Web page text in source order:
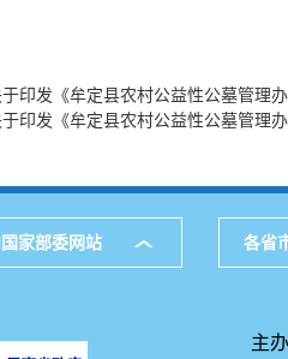
印发《牟定县农村公益性公墓管理
印发《牟定县农村公益性公墓管理
家部委网站 各省
主